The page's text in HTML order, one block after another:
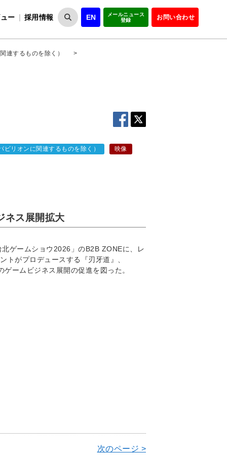
ー 採用情報 EN
メールニュース
登録
お問い合わせ
連するものを除く）
>
リオンに関連するものを除く）
映像
ネス展開拡大
ゲームショウ2026」のB2B ZONEに、レ
トがプロデュースする『刃牙道』、
ームビジネス展開の促進を図った。
次のページ >